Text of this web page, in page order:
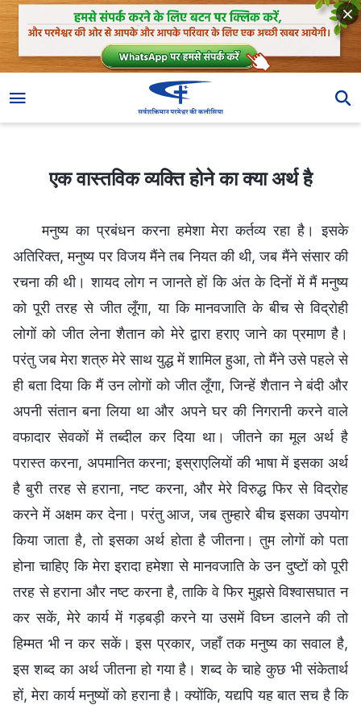
एक वास्तविक व्यक्ति होने का क्या अर्थ है
एक वास्तविक व्यक्ति होने का क्या अर्थ है
मनुष्य का प्रबंधन करना हमेशा मेरा कर्तव्य रहा है। इसके
अतिरिक्त, मनुष्य पर विजय मैंने तब नियत की थी, जब मैंने संसार की
रचना की थी। शायद लोग न जानते हों कि अंत के दिनों में मैं मनुष्य
को पूरी तरह से जीत लूँगा, या कि मानवजाति के बीच से विद्रोही
लोगों को जीत लेना शैतान को मेरे द्वारा हराए जाने का प्रमाण है।
परंतु जब मेरा शत्रु मेरे साथ युद्ध में शामिल हुआ, तो मैंने उसे पहले से
ही बता दिया कि मैं उन लोगों को जीत लूँगा, जिन्हें शैतान ने बंदी और
अपनी संतान बना लिया था और अपने घर की निगरानी करने वाले
वफादार सेवकों में तब्दील कर दिया था। जीतने का मूल अर्थ है
परास्त करना, अपमानित करना; इस्राएलियों की भाषा में इसका अर्थ
है बुरी तरह से हराना, नष्ट करना, और मेरे विरुद्ध फिर से विद्रोह
करने में अक्षम कर देना। परंतु आज, जब तुम्हारे बीच इसका उपयोग
किया जाता है, तो इसका अर्थ होता है जीतना। तुम लोगों को पता
होना चाहिए कि मेरा इरादा हमेशा से मानवजाति के उन दुष्टों को पूरी
तरह से हराना और नष्ट करना है, ताकि वे फिर मुझसे विश्वासघात न
कर सकें, मेरे कार्य में गड़बड़ी करने या उसमें विघ्न डालने की तो
हिम्मत भी न कर सकें। इस प्रकार, जहाँ तक मनुष्य का सवाल है,
इस शब्द का अर्थ जीतना हो गया है। शब्द के चाहे कुछ भी संकेतार्थ
हों, मेरा कार्य मनुष्यों को हराना है। क्योंकि, यद्यपि यह बात सच है कि